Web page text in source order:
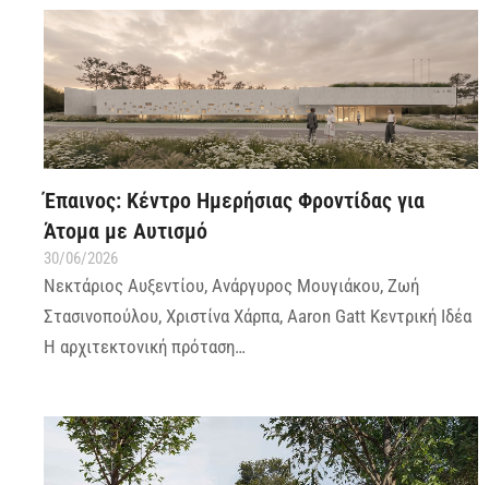
Έπαινος: Κέντρο Ημερήσιας Φροντίδας για
Άτομα με Αυτισμό
30/06/2026
Νεκτάριος Αυξεντίου, Ανάργυρος Μουγιάκου, Ζωή
Στασινοπούλου, Χριστίνα Χάρπα, Aaron Gatt Κεντρική Ιδέα
Η αρχιτεκτονική πρόταση…